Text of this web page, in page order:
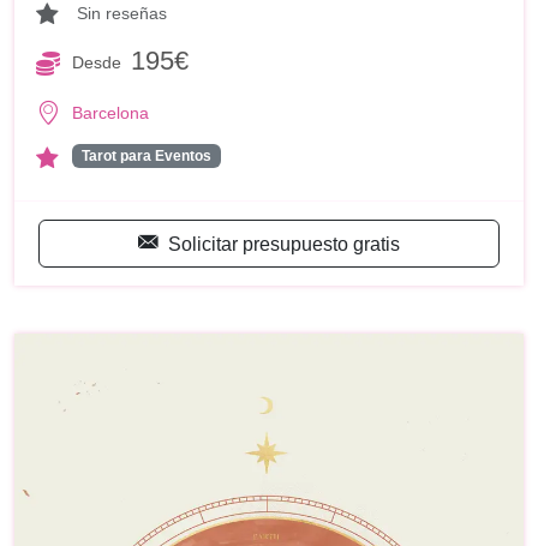
Sin reseñas
Desde 195€
Barcelona
Tarot para Eventos
Solicitar presupuesto gratis